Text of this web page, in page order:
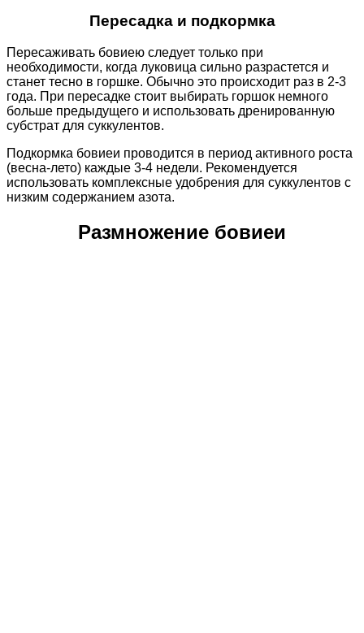
Пересадка и подкормка
Пересаживать бовиею следует только при
необходимости, когда луковица сильно разрастется и
станет тесно в горшке. Обычно это происходит раз в 2-3
года. При пересадке стоит выбирать горшок немного
больше предыдущего и использовать дренированную
субстрат для суккулентов.
Подкормка бовиеи проводится в период активного роста
(весна-лето) каждые 3-4 недели. Рекомендуется
использовать комплексные удобрения для суккулентов с
низким содержанием азота.
Размножение бовиеи